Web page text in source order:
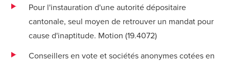
Pour l'instauration d'une autorité dépositaire
cantonale, seul moyen de retrouver un mandat pour
cause d'inaptitude. Motion (19.4072)
Conseillers en vote et sociétés anonymes cotées en